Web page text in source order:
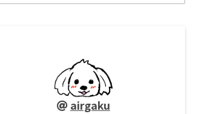
airgaku